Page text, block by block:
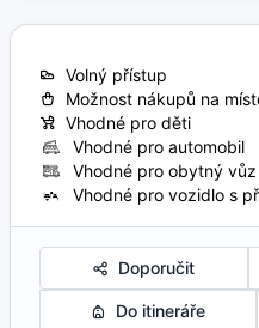
Volný přístup
Možnost nákupů na
Vhodné pro děti
Vhodné pro automobil
Vhodné pro obytný vůz
Vhodné pro vozidlo s
Doporučit
Do itineráře